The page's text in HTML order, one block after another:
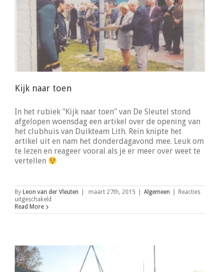
Kijk naar toen
In het rubiek "Kijk naar toen" van De Sleutel stond
afgelopen woensdag een artikel over de opening van
het clubhuis van Duikteam Lith. Rein knipte het
artikel uit en nam het donderdagavond mee. Leuk om
te lezen en reageer vooral als je er meer over weet te
vertellen
By Leon van der Vleuten maart 27th, 2015 Algemeen
Reacties
uitgeschakeld
naar
Read More